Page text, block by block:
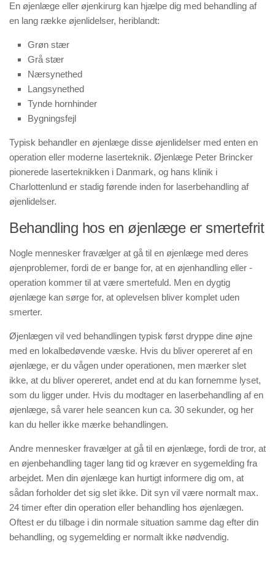
En øjenlæge eller øjenkirurg kan hjælpe dig med behandling af
en lang række øjenlidelser, heriblandt:
Grøn stær
Grå stær
Nærsynethed
Langsynethed
Tynde hornhinder
Bygningsfejl
Typisk behandler en øjenlæge disse øjenlidelser med enten en
operation eller moderne laserteknik. Øjenlæge Peter Brincker
pionerede laserteknikken i Danmark, og hans klinik i
Charlottenlund er stadig førende inden for laserbehandling af
øjenlidelser.
Behandling hos en øjenlæge er smertefrit
Nogle mennesker fravælger at gå til en øjenlæge med deres
øjenproblemer, fordi de er bange for, at en øjenhandling eller -
operation kommer til at være smertefuld. Men en dygtig
øjenlæge kan sørge for, at oplevelsen bliver komplet uden
smerter.
Øjenlægen vil ved behandlingen typisk først dryppe dine øjne
med en lokalbedøvende væske. Hvis du bliver opereret af en
øjenlæge, er du vågen under operationen, men mærker slet
ikke, at du bliver opereret, andet end at du kan fornemme lyset,
som du ligger under. Hvis du modtager en laserbehandling af en
øjenlæge, så varer hele seancen kun ca. 30 sekunder, og her
kan du heller ikke mærke behandlingen.
Andre mennesker fravælger at gå til en øjenlæge, fordi de tror, at
en øjenbehandling tager lang tid og kræver en sygemelding fra
arbejdet. Men din øjenlæge kan hurtigt informere dig om, at
sådan forholder det sig slet ikke. Dit syn vil være normalt max.
24 timer efter din operation eller behandling hos øjenlægen.
Oftest er du tilbage i din normale situation samme dag efter din
behandling, og sygemelding er normalt ikke nødvendig.